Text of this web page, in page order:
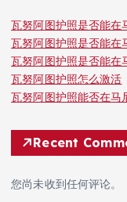
瓦努阿图护照是否能在
瓦努阿图护照是否能在
瓦努阿图护照是否能在
瓦努阿图护照怎么激活
瓦努阿图护照能否在马
Recent
您尚未收到任何评论。